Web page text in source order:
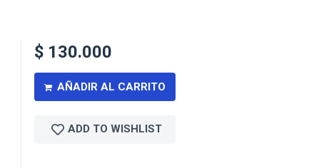
$ 130.000
AÑADIR AL CARRITO
ADD TO WISHLIST